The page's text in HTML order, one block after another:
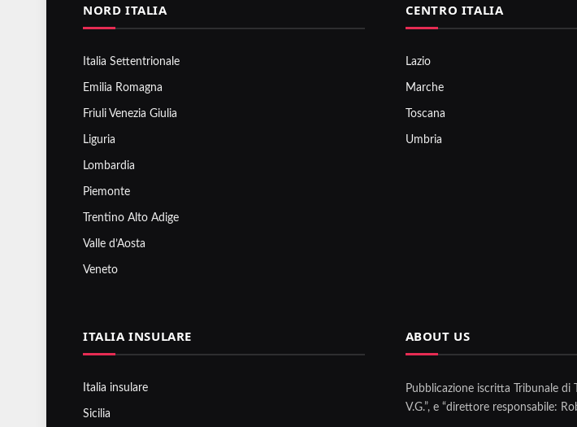
NORD ITALIA
Italia Settentrionale
Emilia Romagna
Friuli Venezia Giulia
Liguria
Lombardia
Piemonte
Trentino Alto Adige
Valle d’Aosta
Veneto
CENTRO ITALIA
Lazio
Marche
Toscana
Umbria
ITALIA INSULARE
Italia insulare
Sicilia
ABOUT US
Pubblicazione iscritta Tribunale di
V.G.”, e “direttore responsabile: